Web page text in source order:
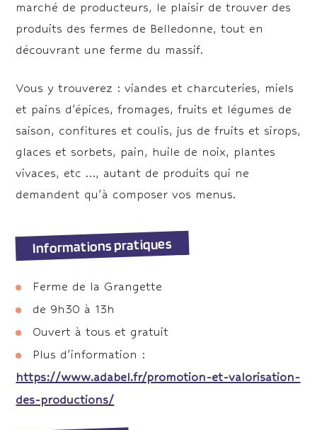
marché de producteurs, le plaisir de trouver des
produits des fermes de Belledonne, tout en
découvrant une ferme du massif.
Vous y trouverez : viandes et charcuteries, miels
et pains d’épices, fromages, fruits et légumes de
saison, confitures et coulis, jus de fruits et sirops,
glaces et sorbets, pain, huile de noix, plantes
vivaces, etc …, autant de produits qui ne
demandent qu’à composer vos menus.
Informations pratiques
Ferme de la Grangette
de 9h30 à 13h
Ouvert à tous et gratuit
Plus d’information :
https://www.adabel.fr/promotion-et-valorisation-
des-productions/